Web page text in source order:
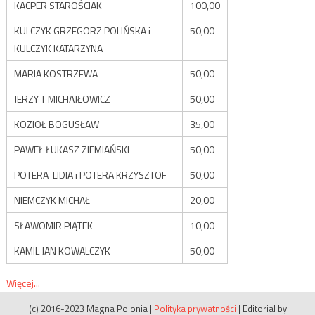
KACPER STAROŚCIAK
100,00
KULCZYK GRZEGORZ POLIŃSKA i
KULCZYK KATARZYNA
50,00
MARIA KOSTRZEWA
50,00
JERZY T MICHAJŁOWICZ
50,00
KOZIOŁ BOGUSŁAW
35,00
PAWEŁ ŁUKASZ ZIEMIAŃSKI
50,00
POTERA LIDIA i POTERA KRZYSZTOF
50,00
NIEMCZYK MICHAŁ
20,00
SŁAWOMIR PIĄTEK
10,00
KAMIL JAN KOWALCZYK
50,00
Więcej...
(c) 2016-2023 Magna Polonia | Polityka prywatności | Editorial by